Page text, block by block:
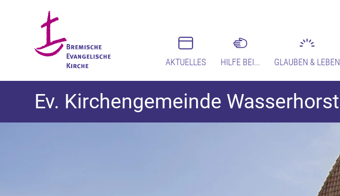
AKTUELLES HILFE BEI... GLAUBEN & LEBEN
Ev. Kirchengemeinde Wasserhorst